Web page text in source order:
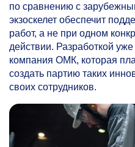
по сравнению с
экзоскелет обеспечит
работ, а не при одном
действии. Разработкой
компания ОМК, которая
создать партию таких
своих сотрудников.